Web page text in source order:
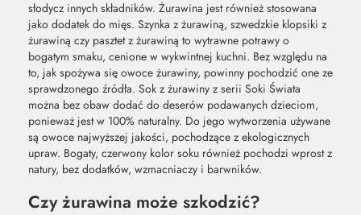
słodycz innych składników. Żurawina jest również stosowana
jako dodatek do mięs. Szynka z żurawiną, szwedzkie klopsiki z
żurawiną czy pasztet z żurawiną to wytrawne potrawy o
bogatym smaku, cenione w wykwintnej kuchni. Bez względu na
to, jak spożywa się owoce żurawiny, powinny pochodzić one ze
sprawdzonego źródła. Sok z żurawiny z serii Soki Świata
można bez obaw dodać do deserów podawanych dzieciom,
ponieważ jest w 100% naturalny. Do jego wytworzenia używane
są owoce najwyższej jakości, pochodzące z ekologicznych
upraw. Bogaty, czerwony kolor soku również pochodzi wprost z
natury, bez dodatków, wzmacniaczy i barwników.
Czy żurawina może szkodzić?